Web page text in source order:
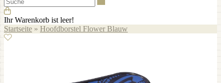
Ihr Warenkorb ist leer!
Startseite » Hoofdborstel Flower Blauw